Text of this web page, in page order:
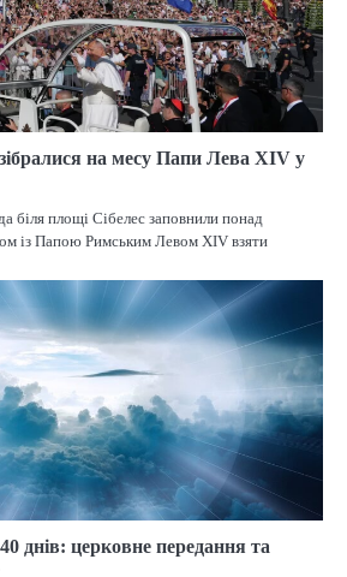
на месу Папи Лева XIV у
біля площі Сібелес заповнили понад
із Папою Римським Левом XIV взяти
днів: церковне передання та